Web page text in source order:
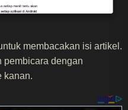
membacakan isi artikel.
pembicara dengan
kanan.